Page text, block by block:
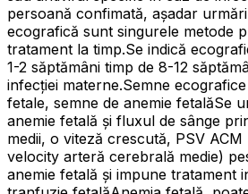
persoană confimată, așadar
ecografică sunt singurele metode
tratament la timp.Se indică
1-2 săptămâni timp de 8-12
infecției materne.Semne
fetale, semne de anemie fetalăSe
anemie fetală și fluxul de sânge
medii, o viteză crescută, PSV
velocity arteră cerebrală medie)
anemie fetală și impune tratament